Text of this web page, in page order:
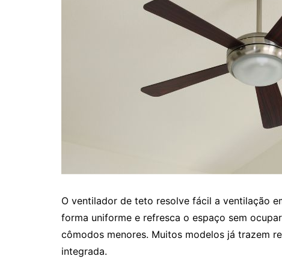
O ventilador de teto resolve fácil a ventilação
forma uniforme e refresca o espaço sem
cômodos menores. Muitos modelos já trazem
integrada.